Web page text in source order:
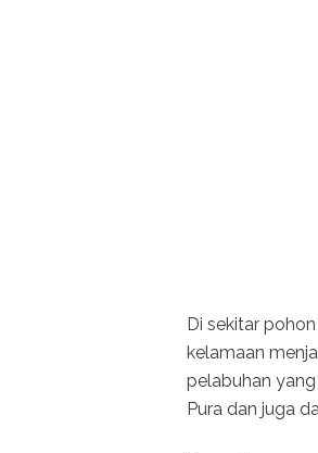
Di sekitar
kelamaan
pelabuhan
Pura dan juga